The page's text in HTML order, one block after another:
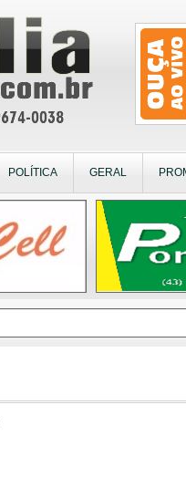
POLÍTICA GERAL